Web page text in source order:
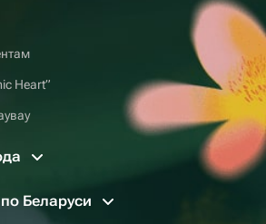
Heart”
Беларуси